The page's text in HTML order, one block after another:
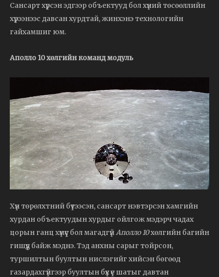
Сансарт хүрсэн эдгээр объектууд бол хүний төсөөллийн
хүрээнээс давсан хурдтай, жинхэнэ технологийн
гайхамшиг юм.
Аполло 10 хөлгийн команд модуль
Хүн төрөлхтний бүтээсэн, сансарт нэвтэрсэн хамгийн
хурдан объектуудын хурдыг ойлгож мэдэрч чадах
цорын ганц хүмүүс бол магадгүйАполло 10хөлгийн багийн
гишүүд байж мэднэ. Тэд анхны сарыг тойрсон,
туршилтын буултын нислэгийг хийсэн бөгөөд
газардахгүйгээр буултын бүх үе шатыг давтан